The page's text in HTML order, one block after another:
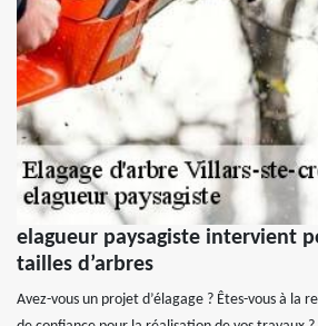
elagueur paysagiste intervient
tailles d’arbres
Avez-vous un projet d’élagage ? Êtes-vous à la